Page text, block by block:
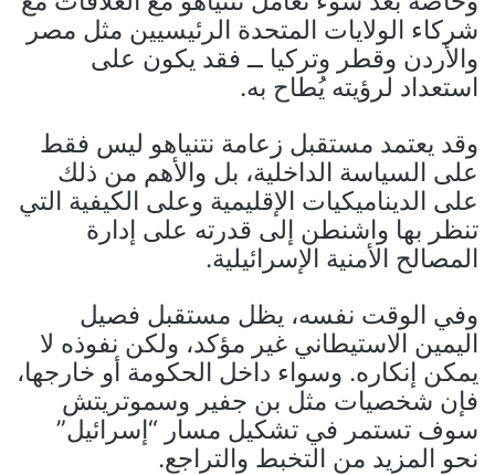
شركاء الولايات المتحدة الرئيسيين مثل مصر
والأردن وقطر وتركيا ــ فقد يكون على
استعداد لرؤيته يُطاح به.
وقد يعتمد مستقبل زعامة نتنياهو ليس فقط
على السياسة الداخلية، بل والأهم من ذلك
على الديناميكيات الإقليمية وعلى الكيفية التي
تنظر بها واشنطن إلى قدرته على إدارة
المصالح الأمنية الإسرائيلية.
وفي الوقت نفسه، يظل مستقبل فصيل
اليمين الاستيطاني غير مؤكد، ولكن نفوذه لا
يمكن إنكاره. وسواء داخل الحكومة أو خارجها،
فإن شخصيات مثل بن جفير وسموتريتش
سوف تستمر في تشكيل مسار “إسرائيل”
نحو المزيد من التخبط والتراجع.